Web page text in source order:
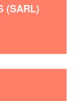
(SARL)